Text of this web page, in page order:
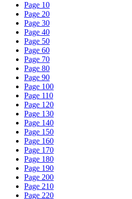
Page 10
Page 20
Page 30
Page 40
Page 50
Page 60
Page 70
Page 80
Page 90
Page 100
Page 110
Page 120
Page 130
Page 140
Page 150
Page 160
Page 170
Page 180
Page 190
Page 200
Page 210
Page 220